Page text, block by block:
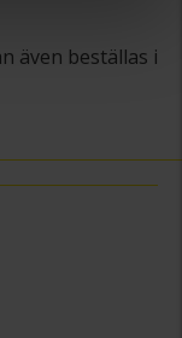
även beställas i